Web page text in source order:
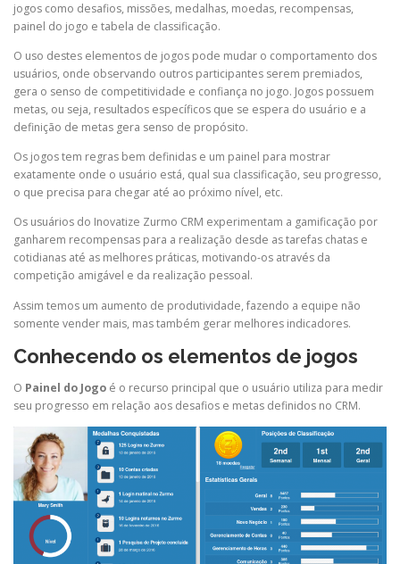
jogos como desafios, missões, medalhas, moedas, recompensas,
painel do jogo e tabela de classificação.
O uso destes elementos de jogos pode mudar o comportamento dos
usuários, onde observando outros participantes serem premiados,
gera o senso de competitividade e confiança no jogo. Jogos possuem
metas, ou seja, resultados específicos que se espera do usuário e a
definição de metas gera senso de propósito.
Os jogos tem regras bem definidas e um painel para mostrar
exatamente onde o usuário está, qual sua classificação, seu progresso,
o que precisa para chegar até ao próximo nível, etc.
Os usuários do Inovatize Zurmo CRM experimentam a gamificação por
ganharem recompensas para a realização desde as tarefas chatas e
cotidianas até as melhores práticas, motivando-os através da
competição amigável e da realização pessoal.
Assim temos um aumento de produtividade, fazendo a equipe não
somente vender mais, mas também gerar melhores indicadores.
Conhecendo os elementos de jogos
O Painel do Jogo é o recurso principal que o usuário utiliza para medir
seu progresso em relação aos desafios e metas definidos no CRM.